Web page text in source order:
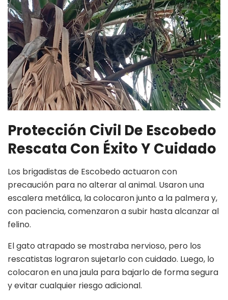
Protección Civil De Escobedo
Rescata Con Éxito Y Cuidado
Los brigadistas de Escobedo actuaron con
precaución para no alterar al animal. Usaron una
escalera metálica, la colocaron junto a la palmera y,
con paciencia, comenzaron a subir hasta alcanzar al
felino.
El gato atrapado se mostraba nervioso, pero los
rescatistas lograron sujetarlo con cuidado. Luego, lo
colocaron en una jaula para bajarlo de forma segura
y evitar cualquier riesgo adicional.